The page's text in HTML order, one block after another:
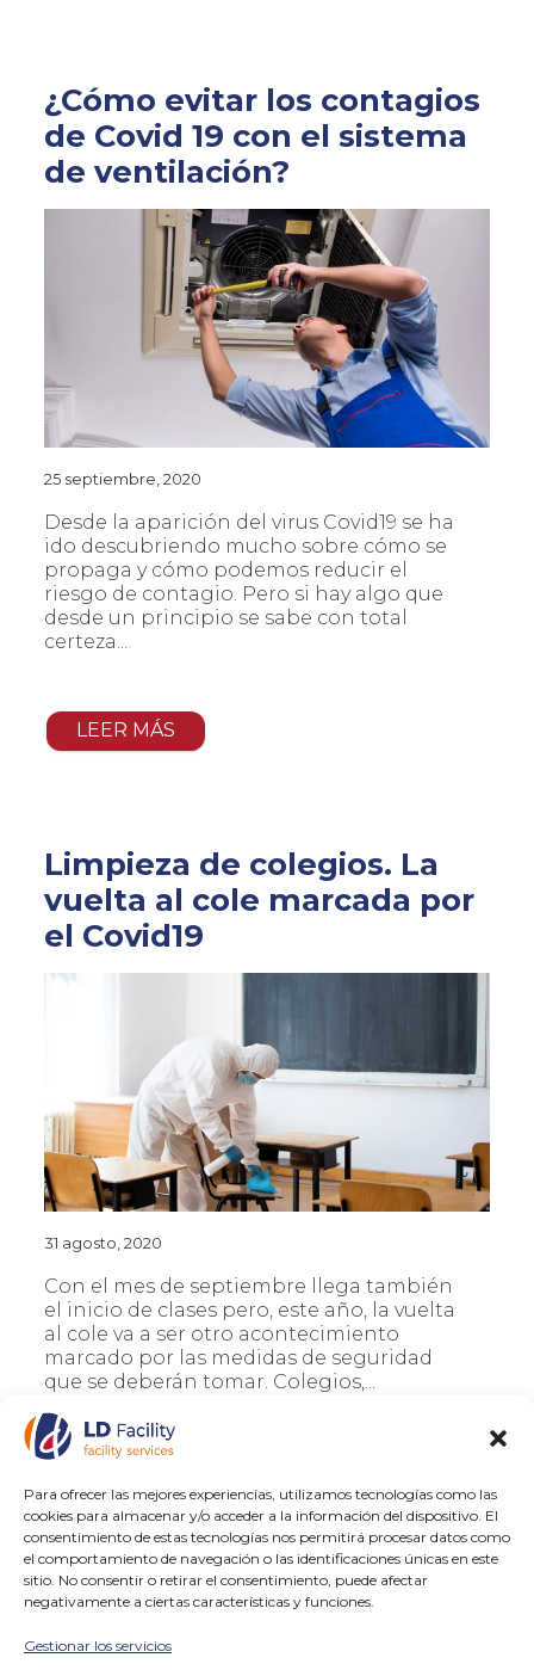
Para ofrecer las mejores experiencias, utilizamos tecnologías como las
cookies para almacenar y/o acceder a la información del dispositivo. El
consentimiento de estas tecnologías nos permitirá procesar datos como
el comportamiento de navegación o las identificaciones únicas en este
sitio. No consentir o retirar el consentimiento, puede afectar
negativamente a ciertas características y funciones.
Gestionar los servicios
¿Cómo evitar los contagios
de Covid 19 con el sistema
de ventilación?
25 septiembre, 2020
Desde la aparición del virus Covid19 se ha
ido descubriendo mucho sobre cómo se
propaga y cómo podemos reducir el
riesgo de contagio. Pero si hay algo que
desde un principio se sabe con total
certeza...
LEER MÁS
Limpieza de colegios. La
vuelta al cole marcada por
el Covid19
31 agosto, 2020
Con el mes de septiembre llega también
el inicio de clases pero, este año, la vuelta
al cole va a ser otro acontecimiento
marcado por las medidas de seguridad
que se deberán tomar. Colegios,...
Nueva normalidad, vuelta
al trabajo de oficina